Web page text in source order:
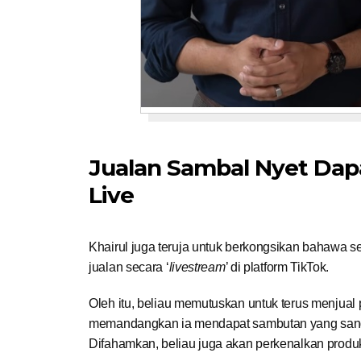
Jualan Sambal Nyet
Live
Khairul juga teruja untuk berkongsikan bahawa
jualan secara ‘livestream’ di platform TikTok.
Oleh itu, beliau memutuskan untuk terus
memandangkan ia mendapat sambutan yang
Difahamkan, beliau juga akan perkenalkan